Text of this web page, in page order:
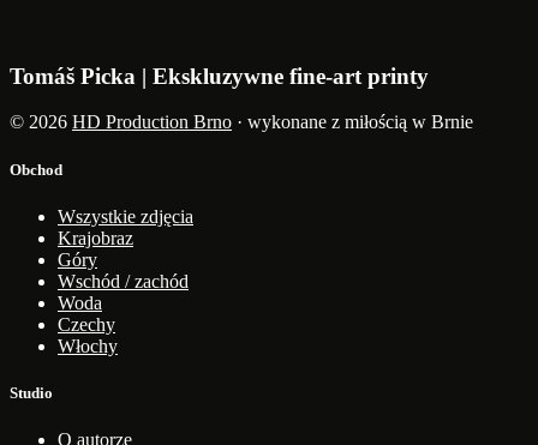
Tomáš Picka | Ekskluzywne fine-art printy
© 2026 HD Production Brno · wykonane z miłością w Brnie
Obchod
Wszystkie zdjęcia
Krajobraz
Góry
Wschód / zachód
Woda
Czechy
Włochy
Studio
O autorze